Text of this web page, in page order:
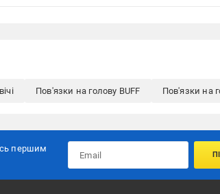
Пов'язки на голову BUFF Пов'язки на
першим